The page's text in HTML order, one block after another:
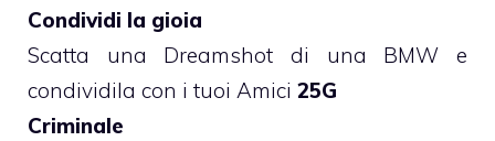
Condividi la gioia
Scatta una Dreamshot di una BMW e
condividila con i tuoi Amici 25G
Criminale